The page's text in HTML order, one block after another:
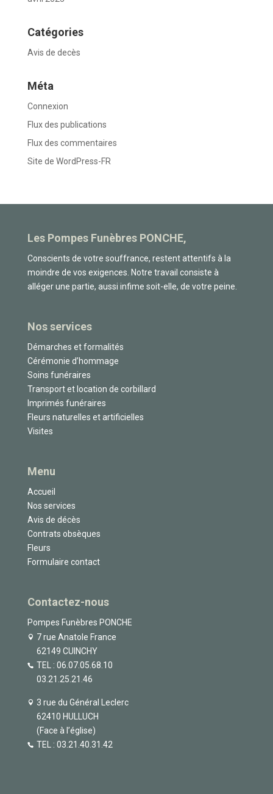
Catégories
Avis de decès
Méta
Connexion
Flux des publications
Flux des commentaires
Site de WordPress-FR
Les Pompes Funèbres PONCHE,
Conscients de votre souffrance, restent attentifs à la
moindre de vos exigences. Notre travail consiste à
alléger une partie, aussi infime soit-elle, de votre peine.
Nos services
Démarches et formalités
Cérémonie d’hommage
Soins funéraires
Transport et location de corbillard
Imprimés funéraires
Fleurs naturelles et artificielles
Visites
Menu
Accueil
Nos services
Avis de décès
Contrats obsèques
Fleurs
Formulaire contact
Contactez-nous
Pompes Funèbres PONCHE
7 rue Anatole France
62149 CUINCHY
TEL : 06.07.05.68.10
03.21.25.21.46
3 rue du Général Leclerc
62410 HULLUCH
(Face à l’église)
TEL : 03.21.40.31.42